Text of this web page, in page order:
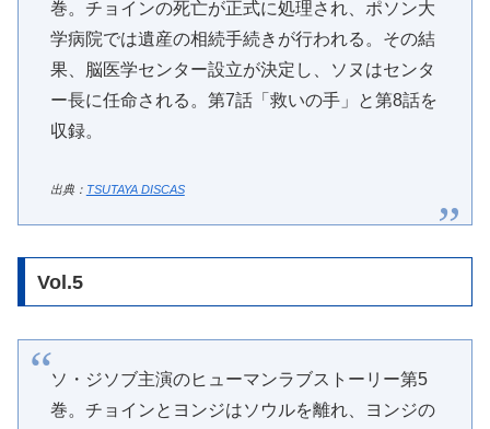
巻。チョインの死亡が正式に処理され、ポソン大
学病院では遺産の相続手続きが行われる。その結
果、脳医学センター設立が決定し、ソヌはセンタ
ー長に任命される。第7話「救いの手」と第8話を
収録。
出典： TSUTAYA DISCAS
Vol.5
ソ・ジソブ主演のヒューマンラブストーリー第5
巻。チョインとヨンジはソウルを離れ、ヨンジの